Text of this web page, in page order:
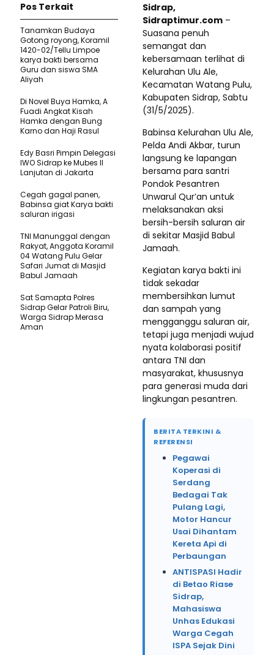
Sidrap,
Sidraptimur.com –
Suasana penuh
semangat dan
kebersamaan terlihat di
Kelurahan Ulu Ale,
Kecamatan Watang Pulu,
Kabupaten Sidrap, Sabtu
(31/5/2025).
Babinsa Kelurahan Ulu Ale,
Pelda Andi Akbar, turun
langsung ke lapangan
bersama para santri
Pondok Pesantren
Unwarul Qur’an untuk
melaksanakan aksi
bersih-bersih saluran air
di sekitar Masjid Babul
Jamaah.
Kegiatan karya bakti ini
tidak sekadar
membersihkan lumut
dan sampah yang
mengganggu saluran air,
tetapi juga menjadi wujud
nyata kolaborasi positif
antara TNI dan
masyarakat, khususnya
para generasi muda dari
lingkungan pesantren.
BERITA TERKINI &
REFERENSI
Pegawai
Koperasi di
Serdang
Bedagai Tak
Pulang Lagi,
Motor Hancur
Usai Dihantam
Kereta Api di
Perbaungan
ANTISPASI Hadir
di Betao Riase
Sidrap,
Mahasiswa
Unhas Edukasi
Warga Cegah
ISPA Sejak Dini
Pos Terkait
Tanamkan Budaya
Gotong royong, Koramil
1420-02/Tellu Limpoe
karya bakti bersama
Guru dan siswa SMA
Aliyah
Di Novel Buya Hamka, A
Fuadi Angkat Kisah
Hamka dengan Bung
Karno dan Haji Rasul
Edy Basri Pimpin Delegasi
IWO Sidrap ke Mubes II
Lanjutan di Jakarta
Cegah gagal panen,
Babinsa giat Karya bakti
saluran irigasi
TNI Manunggal dengan
Rakyat, Anggota Koramil
04 Watang Pulu Gelar
Safari Jumat di Masjid
Babul Jamaah
Sat Samapta Polres
Sidrap Gelar Patroli Biru,
Warga Sidrap Merasa
Aman